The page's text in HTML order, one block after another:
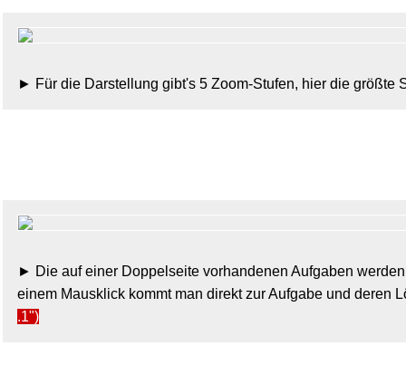
Für die Darstellung gibt's 5 Zoom-Stufen, hier die größte
Die auf einer Doppelseite vorhandenen Aufgaben
einem Mausklick kommt man direkt zur Aufgabe und deren
.1")